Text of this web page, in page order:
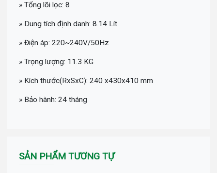
» Tổng lõi lọc: 8
» Dung tích định danh: 8.14 Lít
» Điện áp: 220~240V/50Hz
» Trọng lượng: 11.3 KG
» Kích thước(RxSxC): 240 x430x410 mm
» Bảo hành: 24 tháng
SẢN PHẨM TƯƠNG TỰ